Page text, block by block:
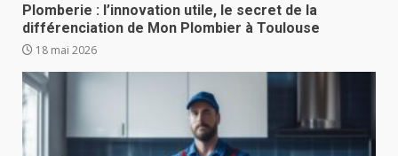
Plomberie : l’innovation utile, le secret de la
différenciation de Mon Plombier à Toulouse
18 mai 2026